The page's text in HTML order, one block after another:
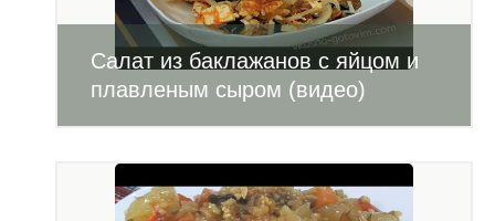
Салат из баклажанов с яйцом и
плавленым сыром (видео)